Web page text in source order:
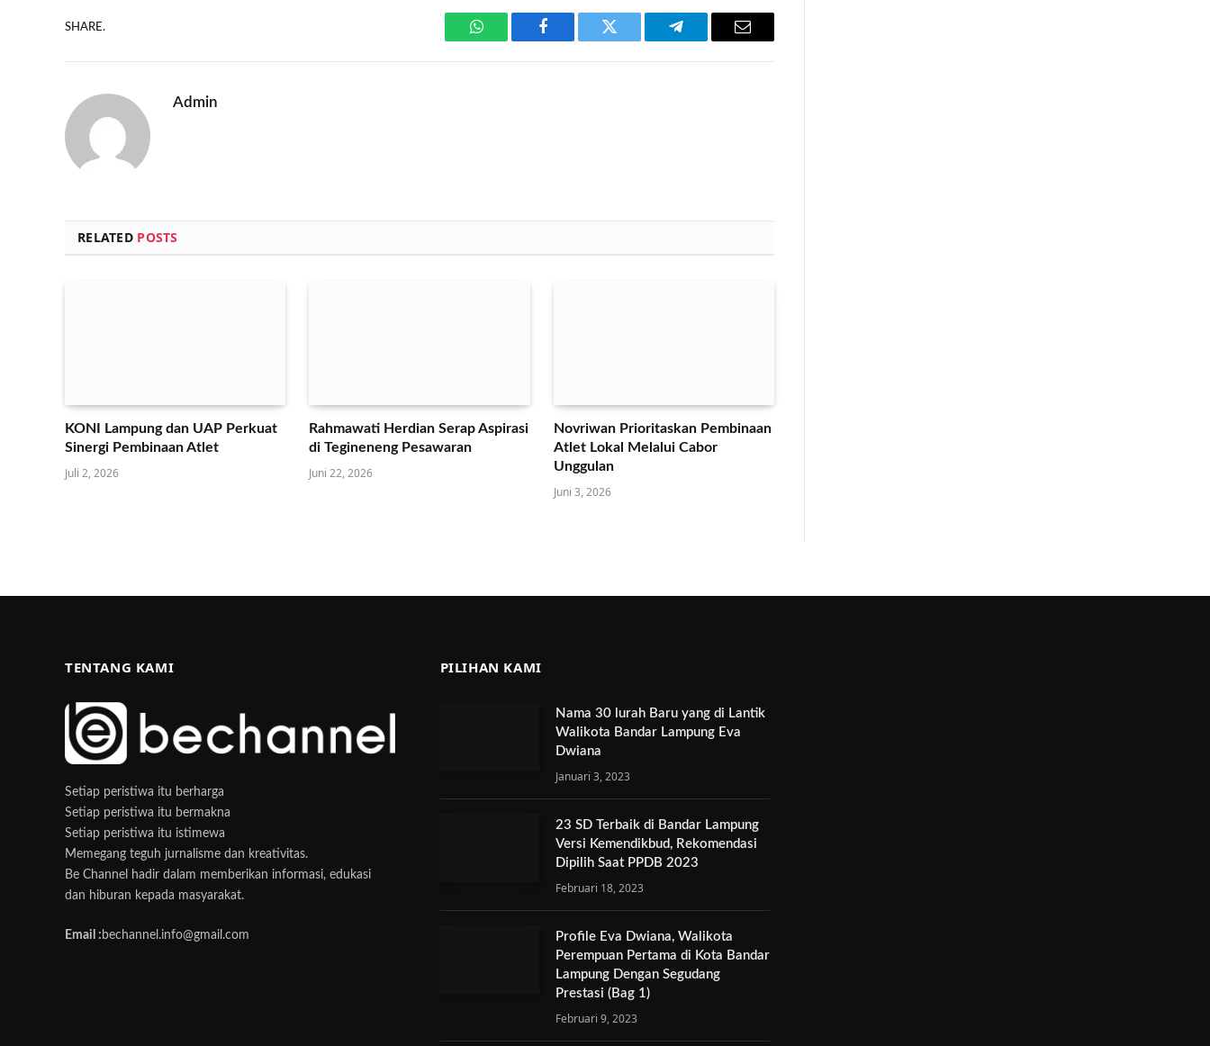
SHARE.
WhatsAppFacebook Twitter Telegram Email
Admin
RELATED POSTS
KONI Lampung dan UAP Perkuat
Sinergi Pembinaan Atlet
Juli 2, 2026
Rahmawati Herdian Serap Aspirasi
di Tegineneng Pesawaran
Juni 22, 2026
Novriwan Prioritaskan Pembinaan
Atlet Lokal Melalui Cabor
Unggulan
Juni 3, 2026
TENTANG KAMI
Setiap peristiwa itu berharga
Setiap peristiwa itu bermakna
Setiap peristiwa itu istimewa
Memegang teguh jurnalisme dan kreativitas.
Be Channel hadir dalam memberikan informasi, edukasi
dan hiburan kepada masyarakat.
Email : bechannel.info@gmail.com
PILIHAN KAMI
Nama 30 lurah Baru yang di Lantik
Walikota Bandar Lampung Eva
Dwiana
Januari 3, 2023
23 SD Terbaik di Bandar Lampung
Versi Kemendikbud, Rekomendasi
Dipilih Saat PPDB 2023
Februari 18, 2023
Profile Eva Dwiana, Walikota
Perempuan Pertama di Kota Bandar
Lampung Dengan Segudang
Prestasi (Bag 1)
Februari 9, 2023